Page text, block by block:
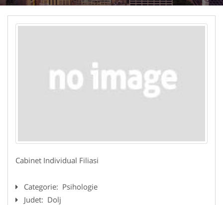
Cabinet Individual Filiasi
Categorie: Psihologie
Judet: Dolj